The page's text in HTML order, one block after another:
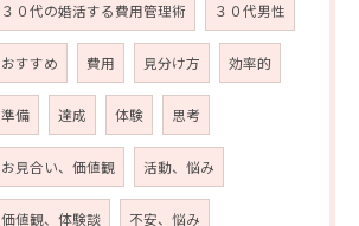
３０代の婚活する費用管理術 ３０代男性
おすすめ 費用 見分け方 効率的
準備 達成 体験 思考
お見合い、価値観 活動、悩み
価値観、体験談 不安、悩み